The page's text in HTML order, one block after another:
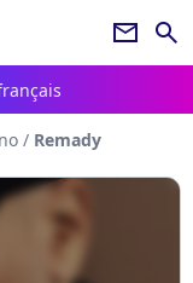
newsletter search
/ Remady